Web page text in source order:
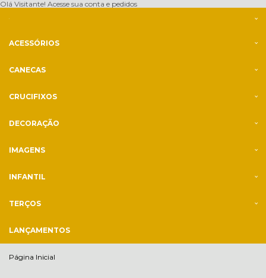
Olá Visitante! Acesse sua conta e pedidos
ACESSÓRIOS
CANECAS
CRUCIFIXOS
DECORAÇÃO
IMAGENS
INFANTIL
TERÇOS
LANÇAMENTOS
Página Inicial